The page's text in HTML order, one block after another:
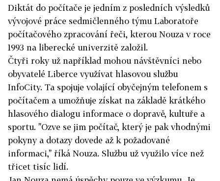
Diktát do počítače je jedním z posledních výsledků
vývojové práce sedmičlenného týmu Laboratoře
počítačového zpracování řeči, kterou Nouza v roce
1993 na liberecké univerzitě založil.
Čtyři roky už například mohou návštěvníci nebo
obyvatelé Liberce využívat hlasovou službu
InfoCity. Ta spojuje volající obyčejným telefonem s
počítačem a umožňuje získat na základě krátkého
hlasového dialogu informace o dopravě, kultuře a
sportu. "Ozve se jim počítač, který je pak vhodnými
pokyny a dotazy dovede až k požadované
informaci," říká Nouza. Službu už využilo více než
třicet tisíc lidí.